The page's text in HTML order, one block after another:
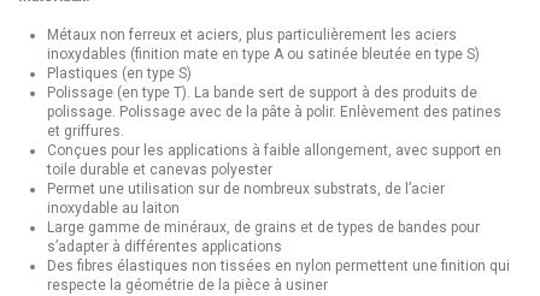
Métaux non ferreux et aciers, plus particulièrement les aciers
inoxydables (finition mate en type A ou satinée bleutée en type S)
Plastiques (en type S)
Polissage (en type T). La bande sert de support à des produits de
polissage. Polissage avec de la pâte à polir. Enlèvement des patines
et griffures.
Conçues pour les applications à faible allongement, avec support en
toile durable et canevas polyester
Permet une utilisation sur de nombreux substrats, de l’acier
inoxydable au laiton
Large gamme de minéraux, de grains et de types de bandes pour
s’adapter à différentes applications
Des fibres élastiques non tissées en nylon permettent une finition qui
respecte la géométrie de la pièce à usiner